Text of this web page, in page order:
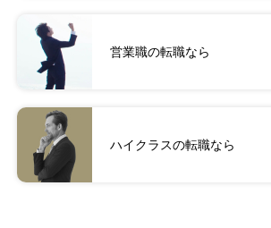
営業職の転職なら
ハイクラスの転職なら